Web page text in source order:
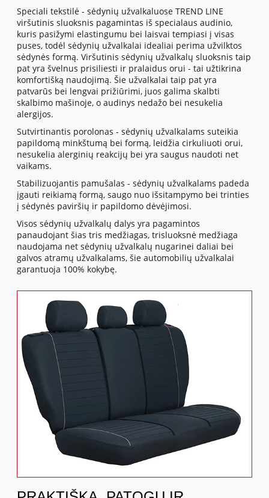
Speciali tekstilė - sėdynių užvalkaluose TREND LINE
viršutinis sluoksnis pagamintas iš specialaus audinio,
kuris pasižymi elastingumu bei laisvai tempiasi į visas
puses, todėl sėdynių užvalkalai idealiai perima užvilktos
sėdynės formą. Viršutinis sėdynių užvalkalų sluoksnis taip
pat yra švelnus prisiliesti ir pralaidus orui - tai užtikrina
komfortišką naudojimą. Šie užvalkalai taip pat yra
patvarūs bei lengvai prižiūrimi, juos galima skalbti
skalbimo mašinoje, o audinys nedažo bei nesukelia
alergijos.
Sutvirtinantis porolonas - sėdynių užvalkalams suteikia
papildomą minkštumą bei formą, leidžia cirkuliuoti orui,
nesukelia alerginių reakcijų bei yra saugus naudoti net
vaikams.
Stabilizuojantis pamušalas - sėdynių užvalkalams padeda
įgauti reikiamą formą, saugo nuo išsitampymo bei trinties
į sėdynės paviršių ir papildomo dėvėjimosi.
Visos sėdynių užvalkalų dalys yra pagamintos
panaudojant šias tris medžiagas, trisluoksnė medžiaga
naudojama net sėdynių užvalkalų nugarinei daliai bei
galvos atramų užvalkalams, šie automobilių užvalkalai
garantuoja 100% kokybę.